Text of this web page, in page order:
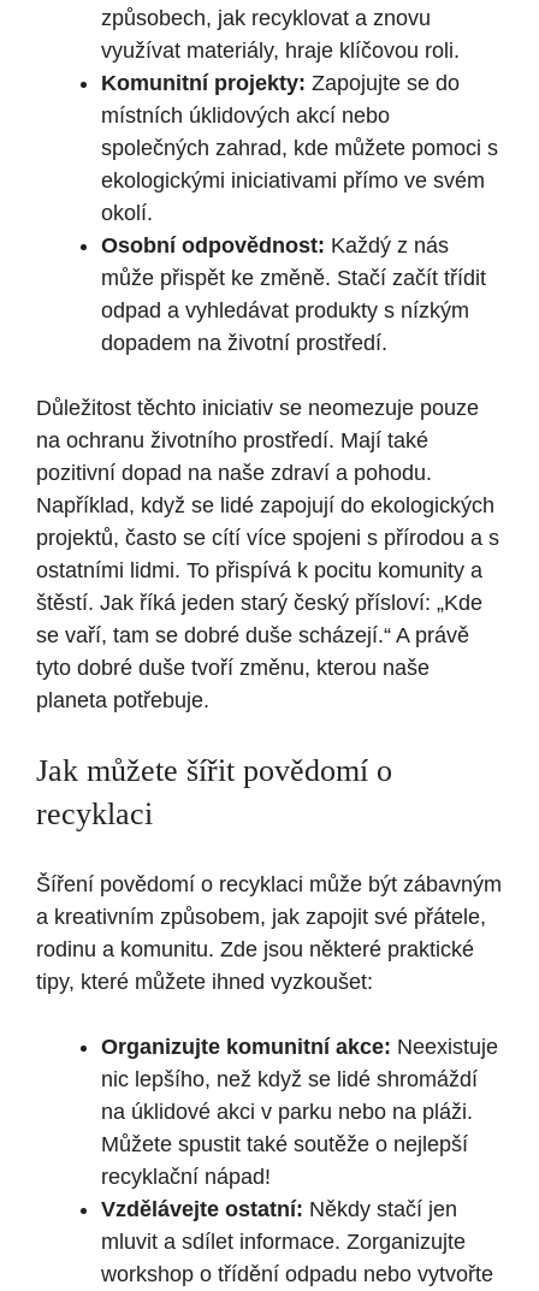
způsobech, jak recyklovat a znovu
využívat materiály, hraje klíčovou roli.
Komunitní projekty: Zapojujte se do
místních úklidových akcí nebo
společných zahrad, kde můžete pomoci s
ekologickými iniciativami přímo ve svém
okolí.
Osobní odpovědnost: Každý z nás
může přispět ke změně. Stačí začít třídit
odpad a vyhledávat produkty s nízkým
dopadem na životní prostředí.
Důležitost těchto iniciativ se neomezuje pouze
na ochranu životního prostředí. Mají také
pozitivní dopad na naše zdraví a pohodu.
Například, když se lidé zapojují do ekologických
projektů, často se cítí více spojeni s přírodou a s
ostatními lidmi. To přispívá k pocitu komunity a
štěstí. Jak říká jeden starý český přísloví: „Kde
se vaří, tam se dobré duše scházejí.“ A právě
tyto dobré duše tvoří změnu, kterou naše
planeta potřebuje.
Jak můžete šířit povědomí o
recyklaci
Šíření povědomí o recyklaci může být zábavným
a kreativním způsobem, jak zapojit své přátele,
rodinu a komunitu. Zde jsou některé praktické
tipy, které můžete ihned vyzkoušet:
Organizujte komunitní akce: Neexistuje
nic lepšího, než když se lidé shromáždí
na úklidové akci v parku nebo na pláži.
Můžete spustit také soutěže o nejlepší
recyklační nápad!
Vzdělávejte ostatní: Někdy stačí jen
mluvit a sdílet informace. Zorganizujte
workshop o třídění odpadu nebo vytvořte